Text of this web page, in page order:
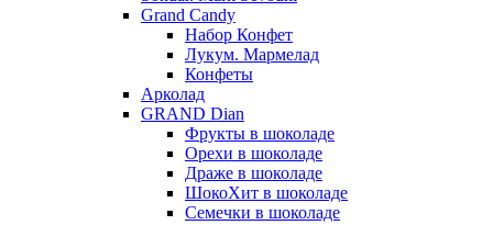
Grand Candy
Набор Конфет
Лукум. Мармелад
Конфеты
Арколад
GRAND Dian
Фрукты в шоколаде
Орехи в шоколаде
Драже в шоколаде
ШокоХит в шоколаде
Семечки в шоколаде